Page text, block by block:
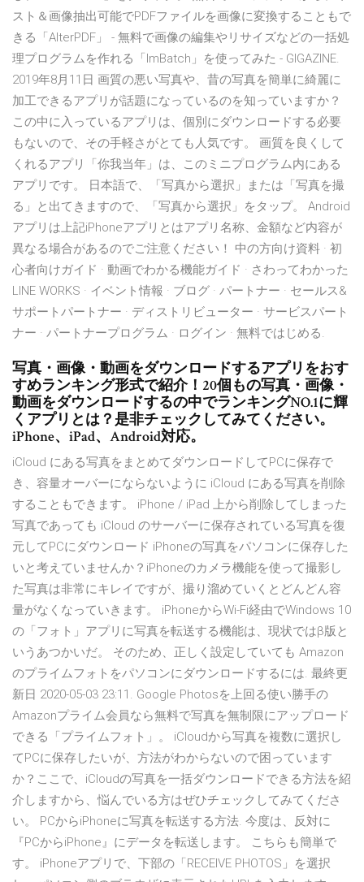
スト＆画像抽出可能でPDFファイルを画像に変換することもで
きる「AlterPDF」 - 無料で画像の編集やリサイズなどの一括処
理プログラムを作れる「ImBatch」を使ってみた - GIGAZINE.
2019年8月11日 画質の悪い写真や、昔の写真を簡単に綺麗に
加工できるアプリが話題になっているのを知っていますか？
この中に入っているアプリは、個別にダウンロードする必要
もないので、その手軽さがとても人気です。 画質を良くして
くれるアプリ「你我当年」は、このミニプログラム内にある
アプリです。 日本語で、「写真から選択」または「写真を撮
る」と出てきますので、「写真から選択」をタップ。 Android
アプリは上記iPhoneアプリとはアプリ名称、金額など内容が
異なる場合があるのでご注意ください！ 中の方向け資料​ · 初
心者向けガイド · 動画でわかる機能ガイド · さわってわかった
LINE WORKS · イベント情報 · ブログ · パートナー · セールス&
サポートパートナー · ディストリビューター · サービスパート
ナー · パートナープログラム · ログイン · 無料ではじめる.
写真・画像・動画をダウンロードするアプリをおす
すめランキング形式で紹介！20個もの写真・画像・
動画をダウンロードするの中でランキングNO.1に輝
くアプリとは？是非チェックしてみてください。
iPhone、iPad、Android対応。
iCloud にある写真をまとめてダウンロードしてPCに保存で
き、容量オーバーにならないように iCloud にある写真を削除
することもできます。 iPhone / iPad 上から削除してしまった
写真であっても iCloud のサーバーに保存されている写真を復
元してPCにダウンロード iPhoneの写真をパソコンに保存した
いと考えていませんか？iPhoneのカメラ機能を使って撮影し
た写真は非常にキレイですが、撮り溜めていくとどんどん容
量がなくなっていきます。 iPhoneからWi-Fi経由でWindows 10
の「フォト」アプリに写真を転送する機能は、現状ではβ版と
いうあつかいだ。 そのため、正しく設定していても Amazon
のプライムフォトをパソコンにダウンロードするには. 最終更
新日 2020-05-03 23:11. Google Photosを上回る使い勝手の
Amazonプライム会員なら無料で写真を無制限にアップロード
できる「プライムフォト」。 iCloudから写真を複数に選択し
てPCに保存したいが、方法がわからないので困っています
か？ここで、iCloudの写真を一括ダウンロードできる方法を紹
介しますから、悩んでいる方はぜひチェックしてみてくださ
い。 PCからiPhoneに写真を転送する方法. 今度は、反対に
『PCからiPhone』にデータを転送します。 こちらも簡単で
す。 iPhoneアプリで、下部の「RECEIVE PHOTOS」を選択